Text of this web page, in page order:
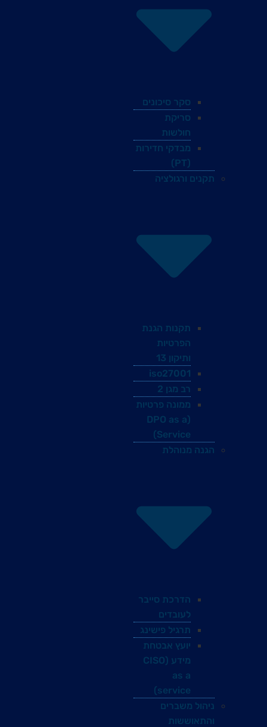
סקר סיכונים
סריקת
חולשות
מבדקי חדירות
(PT)
תקנים ורגולציה
תקנות הגנת
הפרטיות
ותיקון 13
iso27001
רב מגן 2
ממונה פרטיות
(DPO as a
Service)
הגנה מנוהלת
הדרכת סייבר
לעובדים
תרגיל פישינג
יועץ אבטחת
מידע (CISO
as a
service)
ניהול משברים
והתאוששות